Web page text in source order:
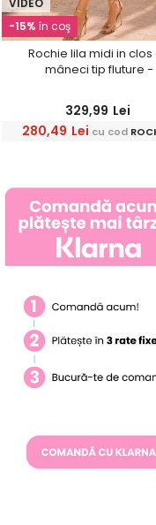
-15% în coş
Rochie lila midi in clos
mâneci tip fluture -
329,99 Lei
280,49 Lei cu cod